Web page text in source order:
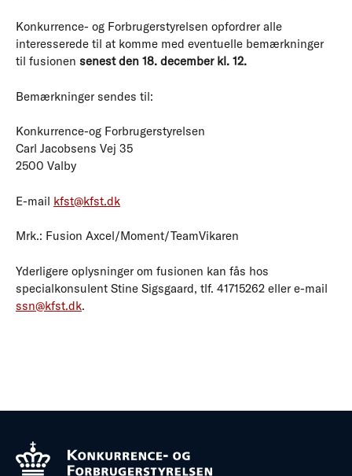
Konkurrence- og Forbrugerstyrelsen opfordrer alle
interesserede til at komme med eventuelle bemærkninger
til fusionen senest den 18. december kl. 12.
Bemærkninger sendes til:
Konkurrence-og Forbrugerstyrelsen
Carl Jacobsens Vej 35
2500 Valby
E-mail kfst@kfst.dk
Mrk.: Fusion Axcel/Moment/TeamVikaren
Yderligere oplysninger om fusionen kan fås hos
specialkonsulent Stine Sigsgaard, tlf. 41715262 eller e-mail
ssn@kfst.dk.